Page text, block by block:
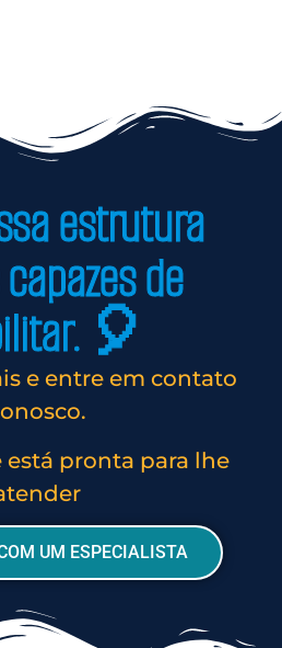
estrutura
de
🎈
e entre em contato
pronta para lhe
UM ESPECIALISTA